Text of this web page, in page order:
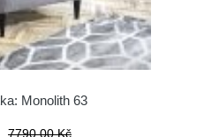
Monolith 63
7790.00 Kč